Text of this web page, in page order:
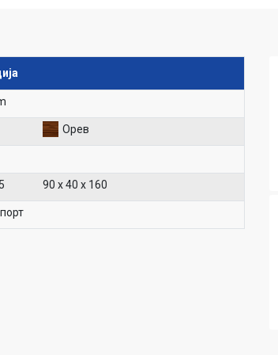
Орев
90 х 40 х 160